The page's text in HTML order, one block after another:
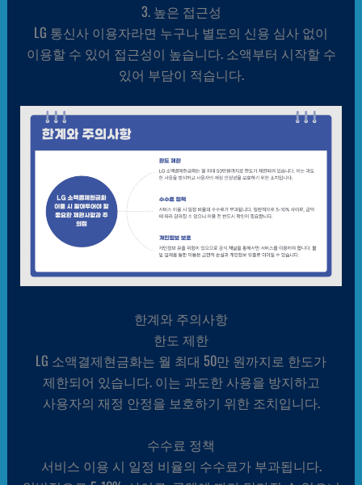
3. 높은 접근성
LG 통신사 이용자라면 누구나 별도의 신용 심사 없이
이용할 수 있어 접근성이 높습니다. 소액부터 시작할 수
있어 부담이 적습니다.
한계와 주의사항
한도 제한
LG 소액결제현금화는 월 최대 50만 원까지로 한도가
제한되어 있습니다. 이는 과도한 사용을 방지하고
사용자의 재정 안정을 보호하기 위한 조치입니다.
수수료 정책
서비스 이용 시 일정 비율의 수수료가 부과됩니다.